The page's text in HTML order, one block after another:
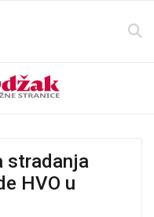
stradanja
HVO u